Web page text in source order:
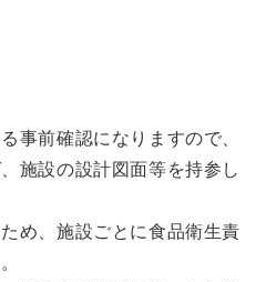
事前確認になりますので、
施設の設計図面等を持参し
め、施設ごとに食品衛生責